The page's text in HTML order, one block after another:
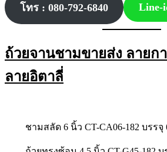
โทร : 080-792-6840 Line-
ถ้วยจานชามขายส่ง ลายก
ลายอิตาลี่
ชามสลัด 6 นิ้ว CT-CA06-182 บรรจุ